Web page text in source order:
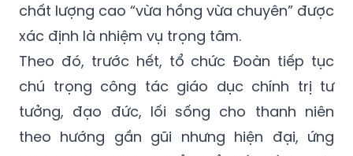
chất lượng cao “vừa hồng vừa chuyên” được
xác định là nhiệm vụ trọng tâm.
Theo đó, trước hết, tổ chức Đoàn tiếp tục
chú trọng công tác giáo dục chính trị tư
tưởng, đạo đức, lối sống cho thanh niên
theo hướng gần gũi nhưng hiện đại, ứng